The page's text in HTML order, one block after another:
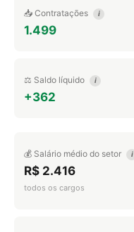
📥 Contratações i
1.499
⚖️ Saldo líquido i
+362
💰 Salário médio do setor i
R$ 2.416
todos os cargos